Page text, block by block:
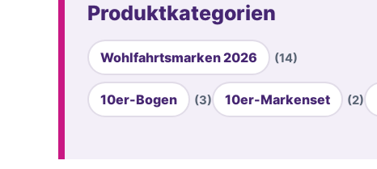
Produktkategorien
Wohlfahrtsmarken 2026 (14)
10er-Bogen (3) 10er-Markenset (2)